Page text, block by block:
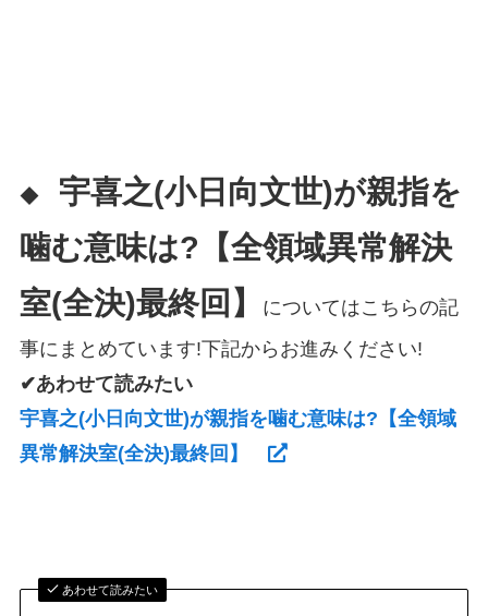
◆ 宇喜之(小日向文世)が親指を
噛む意味は?【全領域異常解決
室(全決)最終回】
についてはこちらの記
事にまとめています!下記からお進みください!
✔あわせて読みたい
宇喜之(小日向文世)が親指を噛む意味は?【全領域
異常解決室(全決)最終回】
あわせて読みたい